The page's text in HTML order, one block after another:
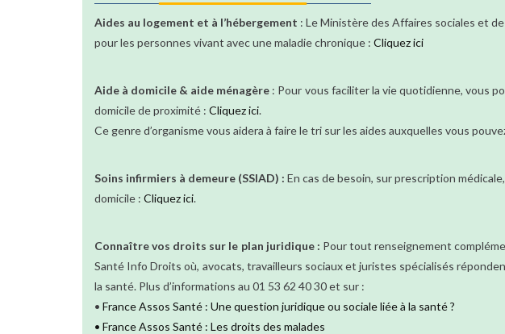
Aides au logement et à l’hébergement : Le Ministère des Affaires sociales et
pour les personnes vivant avec une maladie chronique : Cliquez ici
Aide à domicile & aide ménagère : Pour vous faciliter la vie quotidienne, vous
domicile de proximité : Cliquez ici.
Ce genre d’organisme vous aidera à faire le tri sur les aides auxquelles vous
Soins infirmiers à demeure (SSIAD) : En cas de besoin, sur prescription
domicile : Cliquez ici.
Connaître vos droits sur le plan juridique : Pour tout renseignement
Santé Info Droits où, avocats, travailleurs sociaux et juristes spécialisés
la santé. Plus d’informations au 01 53 62 40 30 et sur :
• France Assos Santé : Une question juridique ou sociale liée à la santé ?
• France Assos Santé : Les droits des malades